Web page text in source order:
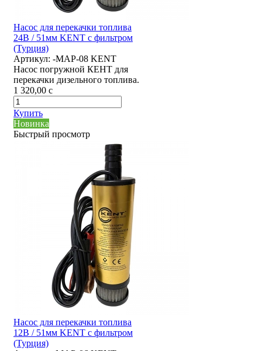
Насос для перекачки топлива
24В / 51мм KENT с фильтром
(Турция)
Артикул: -MAP-08 KENT
Насос погружной КЕНТ для
перекачки дизельного топлива.
1 320,00 c
Купить
Новинка
Быстрый просмотр
Насос для перекачки топлива
12В / 51мм KENT с фильтром
(Турция)